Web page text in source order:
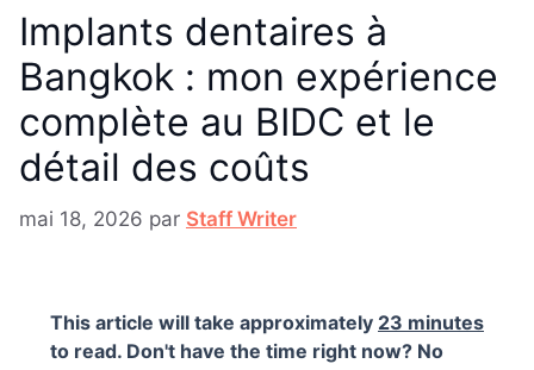
Implants dentaires à
Bangkok : mon expérience
complète au BIDC et le
détail des coûts
mai 18, 2026 par Staff Writer
This article will take approximately 23 minutes
to read. Don't have the time right now? No